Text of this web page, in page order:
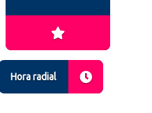
Hora radial